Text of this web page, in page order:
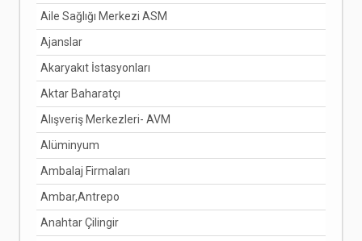
ÇANAKKALE
ÇANKIRI
ÇORUM
DENİZLİ
DİYARBAKIR
DÜZCE
EDİRNE
ELAZIĞ
ERZİNCAN
Aile Sağlığı Merkezi ASM
Ajanslar
Akaryakıt İstasyonları
Aktar Baharatçı
Alışveriş Merkezleri- AVM
Alüminyum
Ambalaj Firmaları
Ambar,Antrepo
Anahtar Çilingir